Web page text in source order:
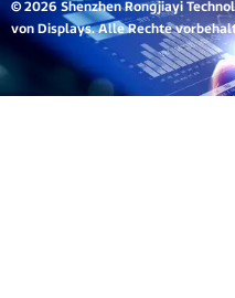
© 2026 Shenzhen Rongjiayi
von Displays. Alle Rechte